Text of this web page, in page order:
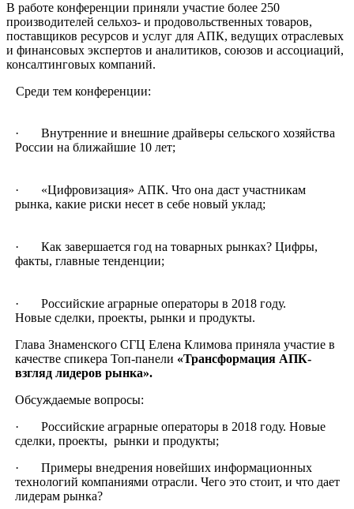
В работе конференции приняли участие более 250
производителей сельхоз- и продовольственных товаров,
поставщиков ресурсов и услуг для АПК, ведущих отраслевых
и финансовых экспертов и аналитиков, союзов и ассоциаций,
консалтинговых компаний.
Среди тем конференции:
· Внутренние и внешние драйверы сельского хозяйства
России на ближайшие 10 лет;
· «Цифровизация» АПК. Что она даст участникам
рынка, какие риски несет в себе новый уклад;
· Как завершается год на товарных рынках? Цифры,
факты, главные тенденции;
· Российские аграрные операторы в 2018 году.
Новые сделки, проекты, рынки и продукты.
Глава Знаменского СГЦ Елена Климова приняла участие в
качестве спикера Топ-панели «Трансформация АПК-
взгляд лидеров рынка».
Обсуждаемые вопросы:
· Российские аграрные операторы в 2018 году. Новые
сделки, проекты, рынки и продукты;
· Примеры внедрения новейших информационных
технологий компаниями отрасли. Чего это стоит, и что дает
лидерам рынка?